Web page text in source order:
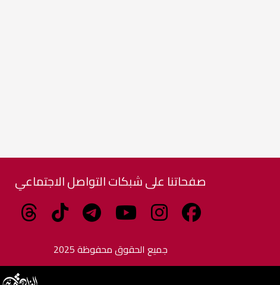
صفحاتنا على شبكات التواصل الاجتماعي
جميع الحقوق محفوظة 2025